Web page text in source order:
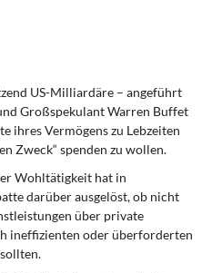
Finanzpolitik
Daseinsvorsorge
US-Milliardäre – angeführt
Großspekulant Warren Buffet
ihres Vermögens zu Lebzeiten
Zweck“ spenden zu wollen.
Wohltätigkeit hat in
darüber ausgelöst, ob nicht
über private
ineffizienten oder überforderten